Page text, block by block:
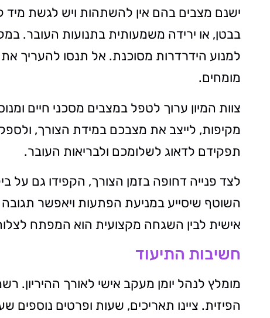
ישנם מצבים בהם אין להשתהות ויש לגשת מיד
בבטן, או ירידה משמעותית בתנועות העובר.
למנוע הידרדרות מסוכנת. אל תנסו להעריך את
מומחים.
צוות המיון ערוך לטפל במצבים מסכני חיים
מקיפות, לייצב את מצבכם במידת הצורך,
תפקידם לדאוג לשלומכם ולבריאות העובר.
לצד פנייה דחופה בזמן הצורך, הקפידו גם על
השוטף שיסייע במניעת הפתעות ויאפשר
אישית לבין השגחה מקצועית הוא המפתח
חשיבות התיעוד
מומלץ לנהל יומן מעקב אישי לאורך ההיריון.
הפיזית. ציינו תאריכים, שעות ופרטים נוספים